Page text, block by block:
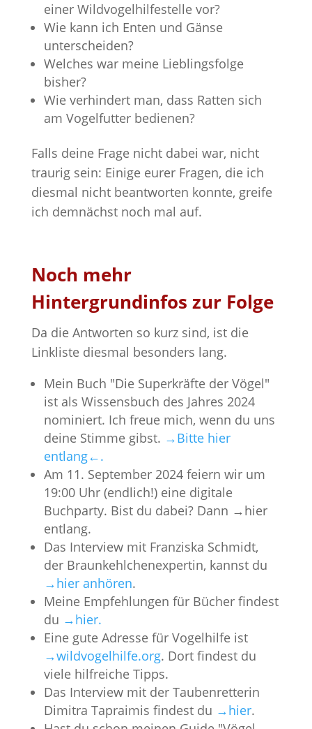
einer Wildvogelhilfestelle vor?
Wie kann ich Enten und Gänse
unterscheiden?
Welches war meine Lieblingsfolge
bisher?
Wie verhindert man, dass Ratten sich
am Vogelfutter bedienen?
Falls deine Frage nicht dabei war, nicht
traurig sein: Einige eurer Fragen, die ich
diesmal nicht beantworten konnte, greife
ich demnächst noch mal auf.
Noch mehr
Hintergrundinfos zur Folge
Da die Antworten so kurz sind, ist die
Linkliste diesmal besonders lang.
Mein Buch "Die Superkräfte der Vögel"
ist als Wissensbuch des Jahres 2024
nominiert. Ich freue mich, wenn du uns
deine Stimme gibst. →Bitte hier
entlang←.
Am 11. September 2024 feiern wir um
19:00 Uhr (endlich!) eine digitale
Buchparty. Bist du dabei? Dann →hier
entlang.
Das Interview mit Franziska Schmidt,
der Braunkehlchenexpertin, kannst du
→hier anhören.
Meine Empfehlungen für Bücher findest
du →hier.
Eine gute Adresse für Vogelhilfe ist
→wildvogelhilfe.org. Dort findest du
viele hilfreiche Tipps.
Das Interview mit der Taubenretterin
Dimitra Tapraimis findest du →hier.